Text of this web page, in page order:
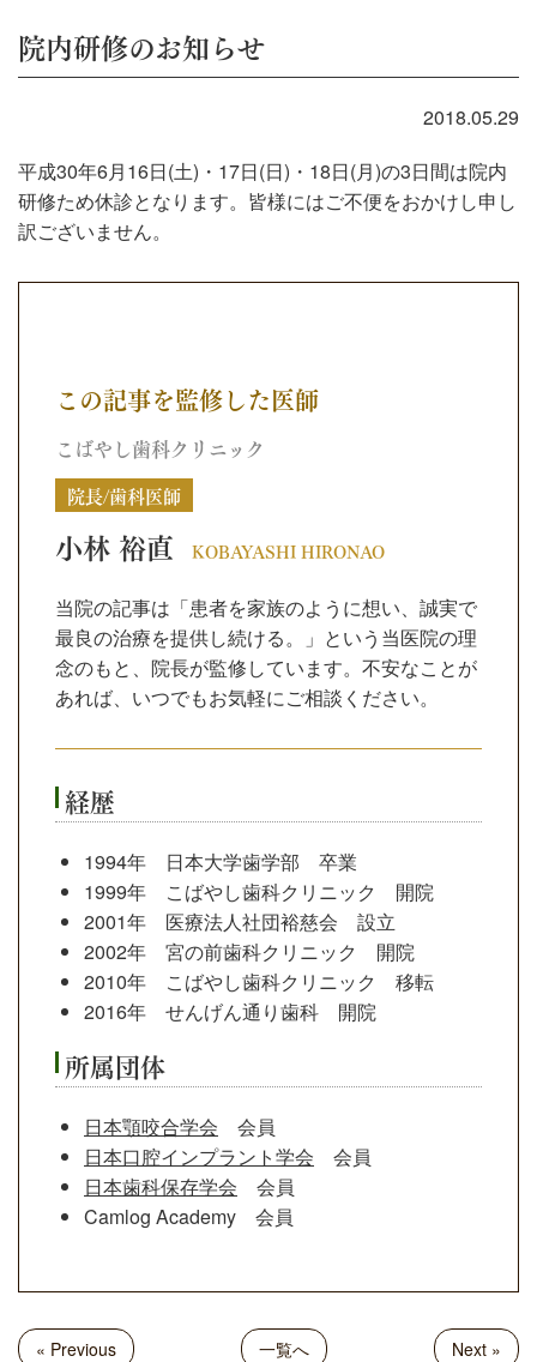
院内研修のお知らせ
2018.05.29
平成30年6月16日(土)・17日(日)・18日(月)の3日間は院内
研修ため休診となります。皆様にはご不便をおかけし申し
訳ございません。
この記事を監修した医師
こばやし歯科クリニック
院長/歯科医師
小林 裕直 KOBAYASHI HIRONAO
当院の記事は「患者を家族のように想い、誠実で
最良の治療を提供し続ける。」という当医院の理
念のもと、院長が監修しています。不安なことが
あれば、いつでもお気軽にご相談ください。
経歴
1994年 日本大学歯学部 卒業
1999年 こばやし歯科クリニック 開院
2001年 医療法人社団裕慈会 設立
2002年 宮の前歯科クリニック 開院
2010年 こばやし歯科クリニック 移転
2016年 せんげん通り歯科 開院
所属団体
日本顎咬合学会 会員
日本口腔インプラント学会 会員
日本歯科保存学会 会員
Camlog Academy 会員
« Previous 一覧へ Next »